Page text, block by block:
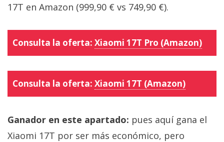
17T en Amazon (999,90 € vs 749,90 €).
Consulta la oferta: Xiaomi 17T Pro (Amazon)
Consulta la oferta: Xiaomi 17T (Amazon)
Ganador en este apartado: pues aquí gana el
Xiaomi 17T por ser más económico, pero